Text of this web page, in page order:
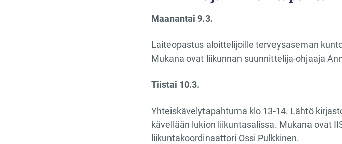
Maanantai 9.3.
Laiteopastus aloittelijoille terveysaseman
Mukana ovat liikunnan suunnittelija-ohjaaja
Tiistai 10.3.
Yhteiskävelytapahtuma klo 13-14. Lähtö
kävellään lukion liikuntasalissa​. Mukana ovat
liikuntakoordinaattori Ossi Pulkkinen.